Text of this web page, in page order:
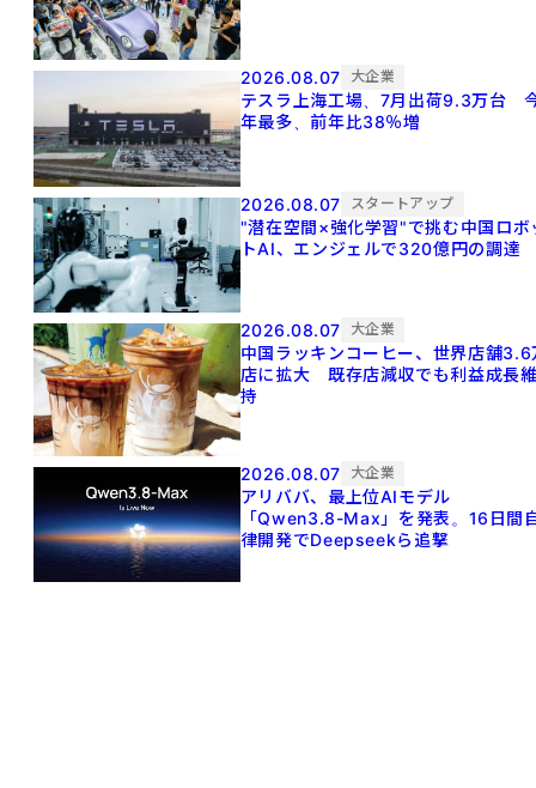
2026.08.07 大企業
テスラ上海工場、7月出荷9.3万台
年最多、前年比38％増
2026.08.07 スタートアップ
"潜在空間×強化学習"で挑む中国ロボ
トAI、エンジェルで320億円の調達
2026.08.07 大企業
中国ラッキンコーヒー、世界店舗3.6
店に拡大 既存店減収でも利益成長
持
2026.08.07 大企業
アリババ、最上位AIモデル
「Qwen3.8-Max」を発表。16日間
律開発でDeepseekら追撃